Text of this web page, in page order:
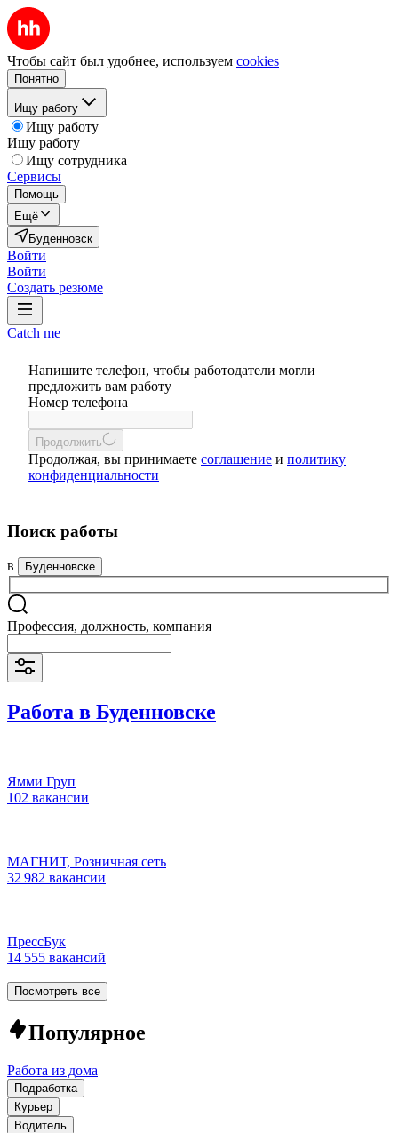
Чтобы сайт был удобнее, используем cookies
Понятно
Ищу работу
Ищу работу
Ищу работу
Ищу сотрудника
Сервисы
Помощь
Ещё
Буденновск
Войти
Войти
Создать резюме
Catch me
Напишите телефон, чтобы работодатели могли
предложить вам работу
Номер телефона
Продолжить
Продолжая, вы принимаете соглашение и политику
конфиденциальности
Поиск работы
в Буденновске
Профессия, должность, компания
Работа в Буденновске
Ямми Груп
102 вакансии
МАГНИТ, Розничная сеть
32 982 вакансии
ПрессБук
14 555 вакансий
Посмотреть все
Популярное
Работа из дома
Подработка
Курьер
Водитель